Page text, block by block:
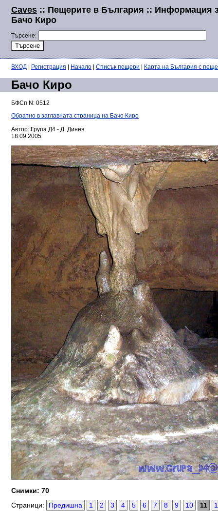
Caves :: Пещерите в България :: Информация
Бачо Киро
Търсене:
ВХОД Регистрация Начало Списък пещери Карта на България с
Бачо Киро
БФСп N: 0512
Обратно в заглавната страница на Бачо Киро
Автор: Група Д4 - Д. Динев
18.09.2005
Снимки: 70
Страници:
Предишна 1 2 3 4 5 6 7 8 9 10 11